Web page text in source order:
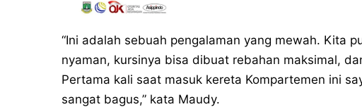
“Ini adalah sebuah pengalaman yang mewah. Kita
nyaman, kursinya bisa dibuat rebahan maksimal,
Pertama kali saat masuk kereta Kompartemen ini
sangat bagus,” kata Maudy.